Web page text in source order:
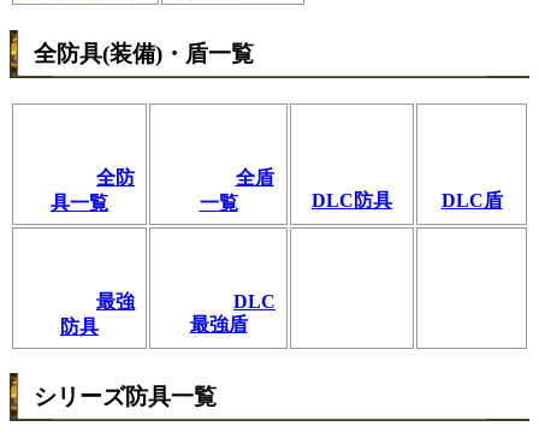
全防具(装備)・盾一覧
全防
具一覧
全盾
一覧
DLC防具 DLC盾
最強
防具
DLC
最強盾
シリーズ防具一覧